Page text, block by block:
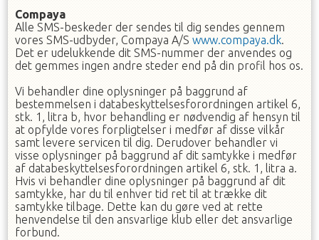
Compaya
Alle SMS-beskeder der sendes til dig sendes gennem
vores SMS-udbyder, Compaya A/S www.compaya.dk.
Det er udelukkende dit SMS-nummer der anvendes og
det gemmes ingen andre steder end på din profil hos os.
Vi behandler dine oplysninger på baggrund af
bestemmelsen i databeskyttelsesforordningen artikel 6,
stk. 1, litra b, hvor behandling er nødvendig af hensyn til
at opfylde vores forpligtelser i medfør af disse vilkår
samt levere servicen til dig. Derudover behandler vi
visse oplysninger på baggrund af dit samtykke i medfør
af databeskyttelsesforordningen artikel 6, stk. 1, litra a.
Hvis vi behandler dine oplysninger på baggrund af dit
samtykke, har du til enhver tid ret til at trække dit
samtykke tilbage. Dette kan du gøre ved at rette
henvendelse til den ansvarlige klub eller det ansvarlige
forbund.